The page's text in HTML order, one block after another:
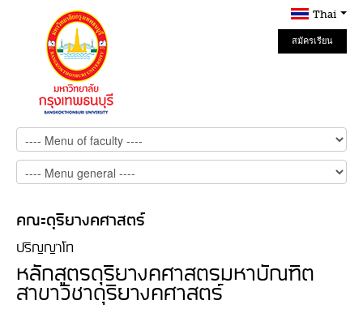
Thai
สมัครเรียน
Online
คณะดุริยางคศาสตร์
ปริญญาโท
หลักสูตรดุริยางคศาสตรมหาบัณฑิต
สาขาวิชาดุริยางคศาสตร์